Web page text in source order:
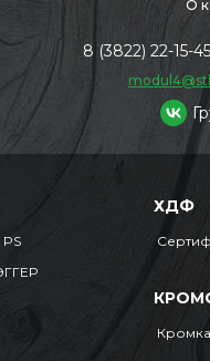
О
8 (3822) 22-15-
ХДФ